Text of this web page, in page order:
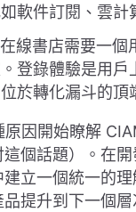
軟件訂閱、雲計
線書店需要一個
登錄體驗是用戶
於轉化漏斗的頂
因開始瞭解
個話題）。在
立一個統一的
提升到下一個